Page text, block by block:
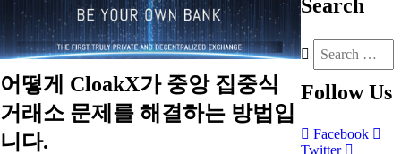
어떻게 CloakX가 중앙 집중식
거래소 문제를 해결하는 방법입
니다.
Search
Follow Us
Facebook
Twitter